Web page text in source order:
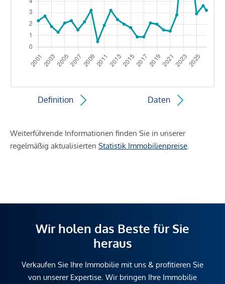
Definition Daten
Weiterführende Informationen finden Sie in unserer
regelmäßig aktualisierten Statistik Immobilienpreise
Wir holen das Beste für Sie
heraus
Verkaufen Sie Ihre Immobilie mit uns & profitieren Sie
von unserer Expertise. Wir bringen Ihre Immobilie